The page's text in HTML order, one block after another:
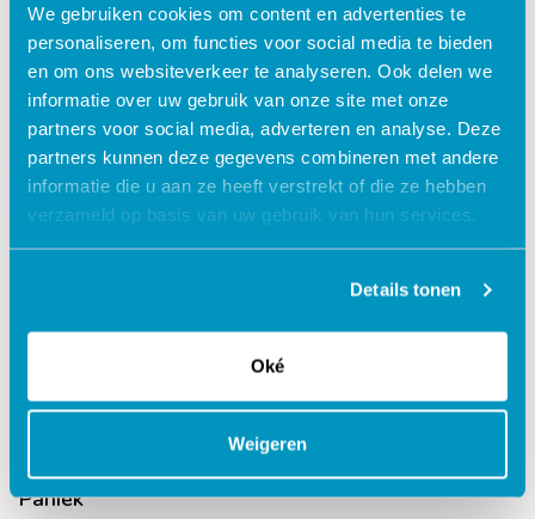
We gebruiken cookies om content en advertenties te
personaliseren, om functies voor social media te bieden
en om ons websiteverkeer te analyseren. Ook delen we
informatie over uw gebruik van onze site met onze
partners voor social media, adverteren en analyse. Deze
partners kunnen deze gegevens combineren met andere
informatie die u aan ze heeft verstrekt of die ze hebben
verzameld op basis van uw gebruik van hun services.
Details tonen
Oké
Weigeren
Paniek